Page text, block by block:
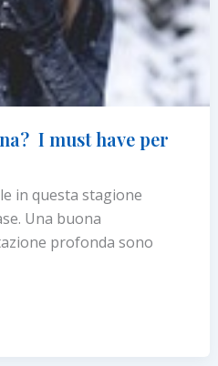
I must have per
in questa stagione
Una buona
profonda sono